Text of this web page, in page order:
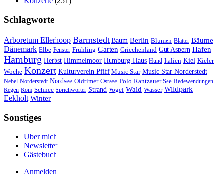
Schlagworte
Arboretum Ellerhoop Barmstedt Baum Berlin Blumen Blätter Bäume
Dänemark Elbe Fenster Frühling Garten Griechenland Gut Aspern Hafen
Hamburg Herbst Himmelmoor Humburg-Haus Hund Italien Kiel Kieler
Woche Konzert Kulturverein Pfiff Music Star Music Star Norderstedt
Nebel Norderstedt Nordsee Oldtimer Ostsee Polo Rantzauer See Redewendungen
Regen Rom Schnee Sprichwörter Strand Vogel Wald Wasser Wildpark
Eekholt Winter
Sonstiges
Über mich
Newsletter
Gästebuch
Anmelden